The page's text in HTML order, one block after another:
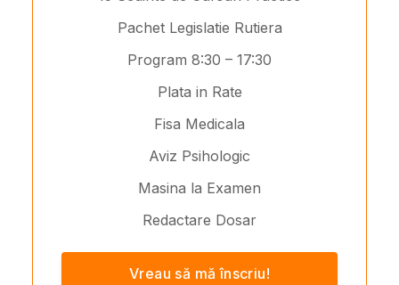
Pachet Legislatie Rutiera
Program 8:30 – 17:30
Plata in Rate
Fisa Medicala
Aviz Psihologic
Masina la Examen
Redactare Dosar
Vreau să mă înscriu!